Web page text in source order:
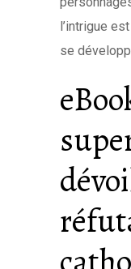
l’intrigue
se